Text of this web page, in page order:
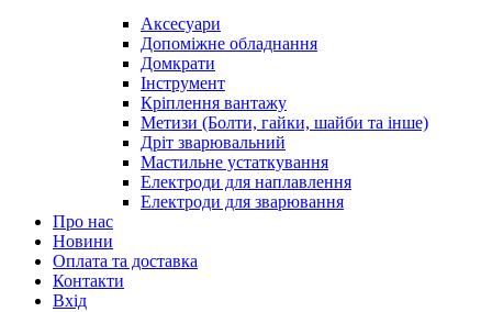
Аксесуари
Допоміжне обладнання
Домкрати
Інструмент
Кріплення вантажу
Метизи (Болти, гайки, шайби та інше)
Дріт зварювальний
Мастильне устаткування
Електроди для наплавлення
Електроди для зварювання
Про нас
Новини
Оплата та доставка
Контакти
Вхiд